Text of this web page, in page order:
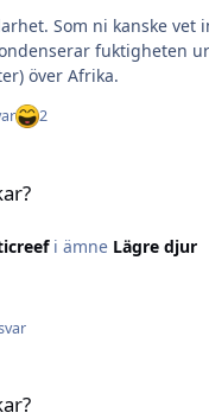
Som ni kanske
fuktigheten
över Afrika.
2
i ämne Lägre djur